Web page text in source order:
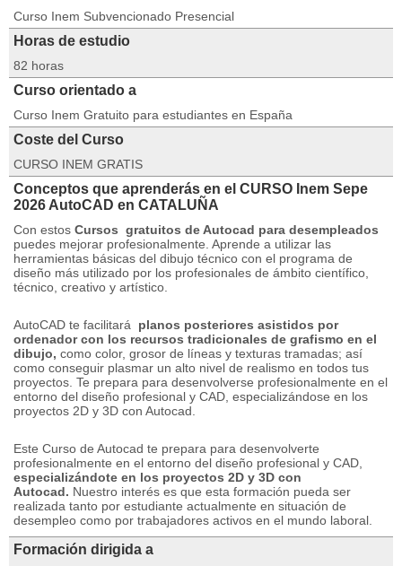
Curso Inem Subvencionado Presencial
Horas de estudio
82 horas
Curso orientado a
Curso Inem Gratuito para estudiantes en España
Coste del Curso
CURSO INEM GRATIS
Conceptos que aprenderás en el CURSO Inem Sepe
2026 AutoCAD en CATALUÑA
Con estos Cursos gratuitos de Autocad para desempleados
puedes mejorar profesionalmente. Aprende a utilizar las
herramientas básicas del dibujo técnico con el programa de
diseño más utilizado por los profesionales de ámbito científico,
técnico, creativo y artístico.
AutoCAD te facilitará planos posteriores asistidos por
ordenador con los recursos tradicionales de grafismo en el
dibujo, como color, grosor de líneas y texturas tramadas; así
como conseguir plasmar un alto nivel de realismo en todos tus
proyectos. Te prepara para desenvolverse profesionalmente en el
entorno del diseño profesional y CAD, especializándose en los
proyectos 2D y 3D con Autocad.
Este Curso de Autocad te prepara para desenvolverte
profesionalmente en el entorno del diseño profesional y CAD,
especializándote en los proyectos 2D y 3D con
Autocad. Nuestro interés es que esta formación pueda ser
realizada tanto por estudiante actualmente en situación de
desempleo como por trabajadores activos en el mundo laboral.
Formación dirigida a